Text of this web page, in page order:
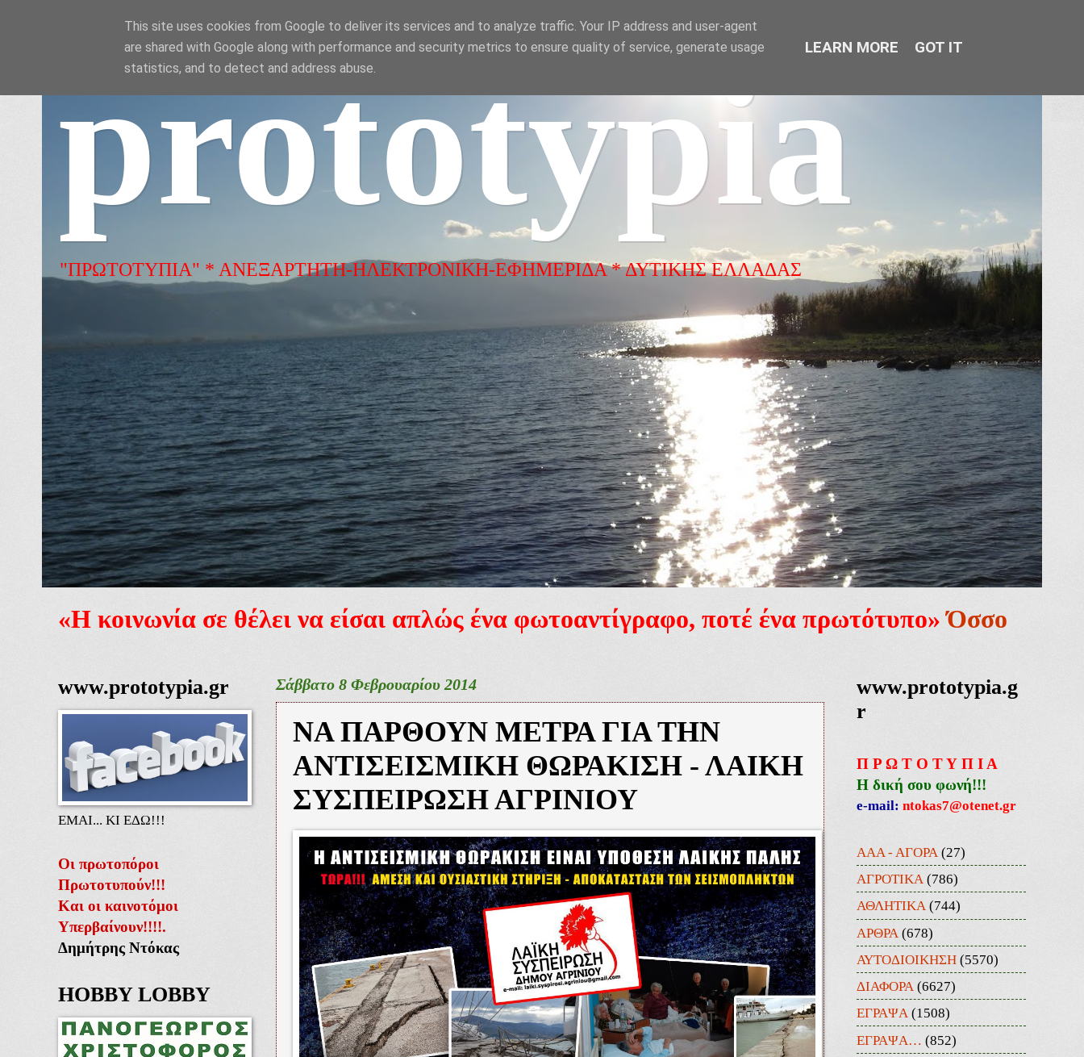
prototypia
"ΠΡΩΤΟΤΥΠΙΑ" * ΑΝΕΞΑΡΤΗΤΗ-ΗΛΕΚΤΡΟΝΙΚΗ-ΕΦΗΜΕΡΙΔΑ * ΔΥΤΙΚΗΣ ΕΛΛΑΔΑΣ
«Η κοινωνία σε θέλει να είσαι απλώς ένα φωτοαντίγραφο, ποτέ ένα πρωτότυπο» Όσσο
Σάββατο 8 Φεβρουαρίου 2014
ΝΑ ΠΑΡΘΟΥΝ ΜΕΤΡΑ ΓΙΑ ΤΗΝ
ΑΝΤΙΣΕΙΣΜΙΚΗ ΘΩΡΑΚΙΣΗ - ΛΑΙΚΗ
ΣΥΣΠΕΙΡΩΣΗ ΑΓΡΙΝΙΟΥ
www.prototypia.gr
ΕΜΑΙ... ΚΙ ΕΔΩ!!!
Οι πρωτοπόροι
Πρωτοτυπούν!!!
Και οι καινοτόμοι
Υπερβαίνουν!!!!.
Δημήτρης Ντόκας
HOBBY LOBBY
www.prototypia.g
r
Π Ρ Ω Τ Ο Τ Υ Π Ι Α
Η δική σου φωνή!!!
e-mail: ntokas7@otenet.gr
ΑΑΑ - ΑΓΟΡΑ (27)
ΑΓΡΟΤΙΚΑ (786)
ΑΘΛΗΤΙΚΑ (744)
ΑΡΘΡΑ (678)
ΑΥΤΟΔΙΟΙΚΗΣΗ (5570)
ΔΙΑΦΟΡΑ (6627)
ΕΓΡΑΨΑ (1508)
ΕΓΡΑΨΑ… (852)
This site uses cookies from Google to deliver its services and to analyze traffic. Your IP address and user-agent
are shared with Google along with performance and security metrics to ensure quality of service, generate usage
statistics, and to detect and address abuse.
LEARN MORE GOT IT